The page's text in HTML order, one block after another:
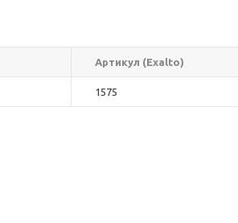
Артикул (Exalto)
1575